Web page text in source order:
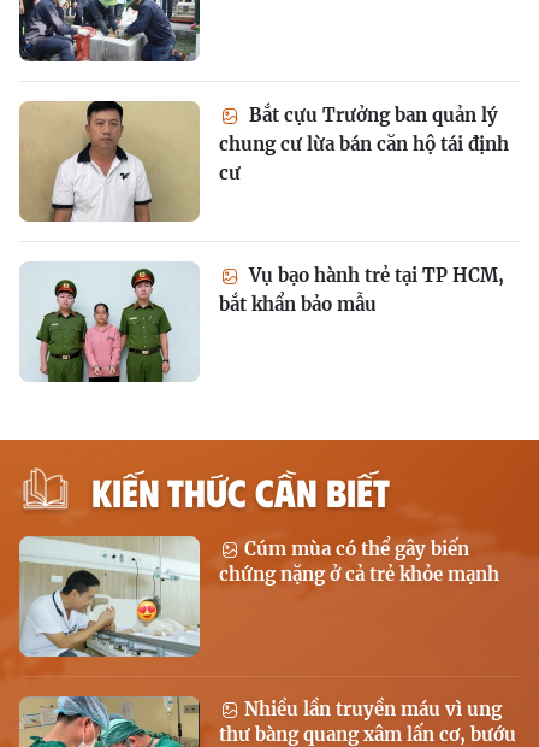
Bắt cựu Trưởng ban quản lý
chung cư lừa bán căn hộ tái định
cư
Vụ bạo hành trẻ tại TP HCM,
bắt khẩn bảo mẫu
KIẾN THỨC CẦN BIẾT
Cúm mùa có thể gây biến
chứng nặng ở cả trẻ khỏe mạnh
Nhiều lần truyền máu vì ung
thư bàng quang xâm lấn cơ, bướu